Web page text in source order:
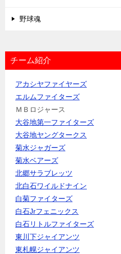
野球魂
チーム紹介
アカシヤファイヤーズ
エルムファイターズ
ＭＢロジャース
大谷地第一ファイターズ
大谷地ヤングタークス
菊水ジャガーズ
菊水ベアーズ
北郷サラブレッツ
北白石ワイルドナイン
白菊ファイターズ
白石Jrフェニックス
白石リトルファイターズ
東川下ジャイアンツ
東札幌ジャイアンツ